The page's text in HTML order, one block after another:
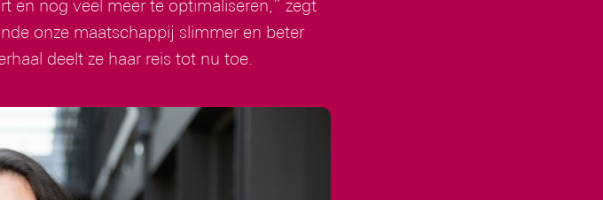
en nog veel meer te optimaliseren,” zegt
onze maatschappij slimmer en beter
deelt ze haar reis tot nu toe.